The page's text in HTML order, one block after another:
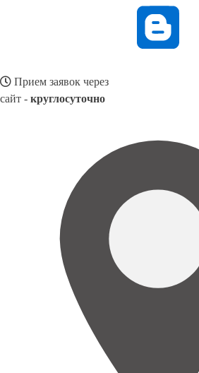
Прием заявок через
сайт - круглосуточно